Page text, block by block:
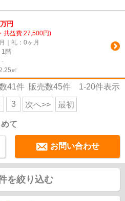
万円
共益費 27,500円)
｜礼：0ヶ月
1階
-
㎡
41件 販売数45件 1-20件表示
3 次へ>> 最初
て
お問い合わせ
を絞り込む